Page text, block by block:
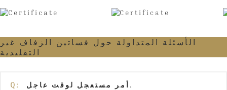
الأسئلة المتداولة حول فساتين الزفاف غير
التقليدية
Q:
أمر مستعجل لوقت عاجل.